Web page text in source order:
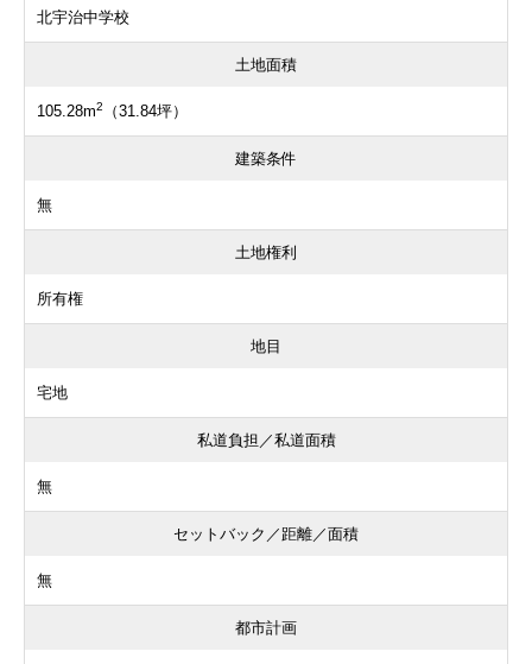
北宇治中学校
土地面積
105.28m2 （31.84坪）
建築条件
無
土地権利
所有権
地目
宅地
私道負担／私道面積
無
セットバック／距離／面積
無
都市計画